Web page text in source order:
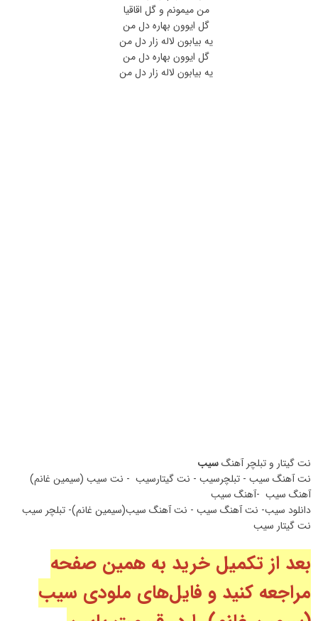
من میمونم و گل اقاقیا
گل ایوون بهاره دل من
یه بیابون لاله زار دل من
گل ایوون بهاره دل من
یه بیابون لاله زار دل من
نت گیتار و تبلچر آهنگسیب
نت آهنگ سیب - تبلچرسیب - نت گیتارسیب - نت سیب (سیمین غانم)
آهنگ سیب -آهنگ سیب
دانلود سیب- نت آهنگ سیب - نت آهنگ سیب(سیمین غانم)- تبلچر سیب
نت گیتار سیب
بعد از تکمیل خرید به همین صفحه
مراجعه کنید و فایل‌های ملودی سیب